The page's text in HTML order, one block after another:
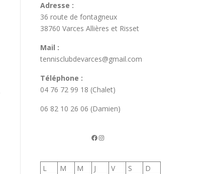
Adresse :
36 route de fontagneux
38760 Varces Allières et Risset
Mail :
tennisclubdevarces@gmail.com
Téléphone :
04 76 72 99 18 (Chalet)
06 82 10 26 06 (Damien)
La page FB du TCV Instagram
L M M J V S
D